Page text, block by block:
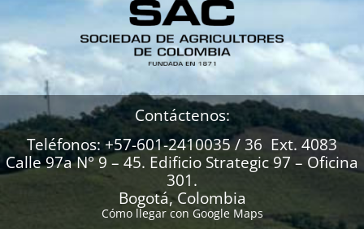
Contáctenos:
Teléfonos: +57-601-2410035 / 36 Ext. 4083
Calle 97a N° 9 – 45. Edificio Strategic 97 – Oficina
301.
Bogotá, Colombia
Cómo llegar con Google Maps